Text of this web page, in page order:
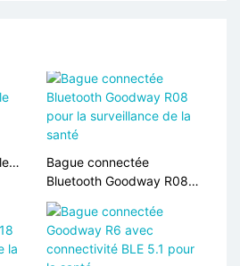
Bague connectée
Bluetooth Goodway R08
pour la surveillance de la
santé